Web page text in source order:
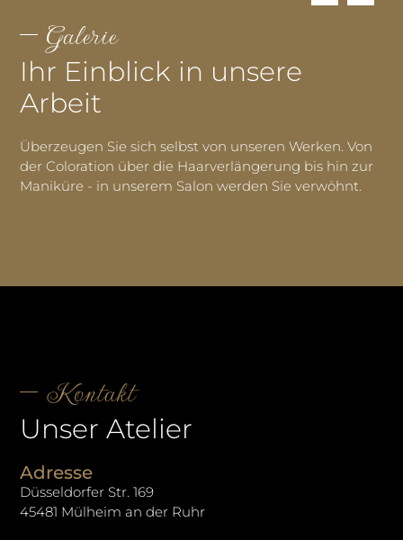
Galerie
Ihr Einblick in unsere
Arbeit
Überzeugen Sie sich selbst von unseren Werken. Von
der Coloration über die Haarverlängerung bis hin zur
Maniküre - in unserem Salon werden Sie verwöhnt.
Kontakt
Unser Atelier
Adresse
Düsseldorfer Str. 169
45481 Mülheim an der Ruhr